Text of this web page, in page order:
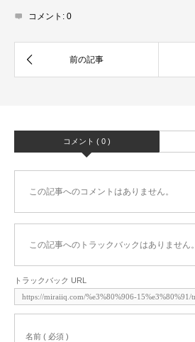
コメント: 0
コメント ( 0 )
この記事へのコメントはありません。
この記事へのトラックバックはありません。
トラックバック URL
名前 ( 必須 )